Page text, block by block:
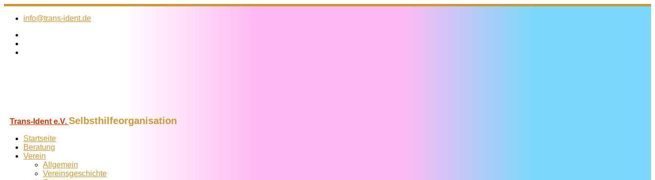
Zum
Inhalt
info@trans-ident.de
Trans-Ident e.V. Selbsthilfeorganisation
Startseite
Beratung
Verein
Allgemein
Vereins­geschichte